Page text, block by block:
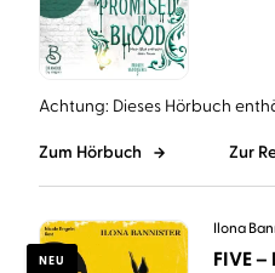
Achtung: Dieses Hörbuch
Zum Hörbuch Zur
NEU
Ilona
FIVE